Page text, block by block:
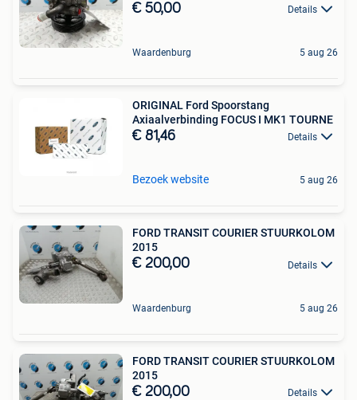
€ 50,00 Details
Waardenburg 5 aug 26
ORIGINAL Ford Spoorstang
Axiaalverbinding FOCUS I MK1 TOURNE
€ 81,46 Details
Bezoek website 5 aug 26
FORD TRANSIT COURIER STUURKOLOM
2015
€ 200,00 Details
Waardenburg 5 aug 26
FORD TRANSIT COURIER STUURKOLOM
2015
€ 200,00 Details